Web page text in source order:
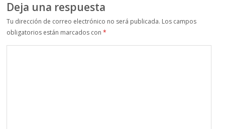
Deja una respuesta
Tu dirección de correo electrónico no será publicada. Los campos
obligatorios están marcados con*